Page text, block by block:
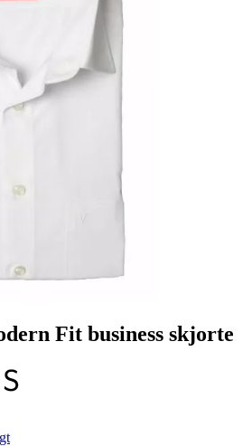
Fit business skjorte